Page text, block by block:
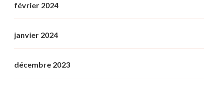
février 2024
janvier 2024
décembre 2023